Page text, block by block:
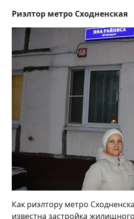
Риэлтор метро Сходненская
Как риэлтору метро
известна застройка